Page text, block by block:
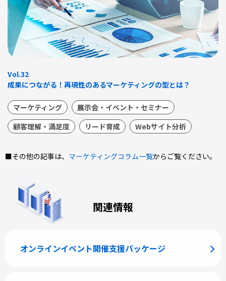
Vol.32
成果につながる！再現性のあるマーケティングの型とは？
マーケティング
展示会・イベント・セミナー
顧客理解・満足度
リード育成 Webサイト分析
■その他の記事は、 マーケティングコラム一覧からご覧ください。
関連情報
オンラインイベント開催支援パッケージ